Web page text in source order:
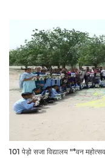
101 पेड़ो सजा विद्यालय "*वन